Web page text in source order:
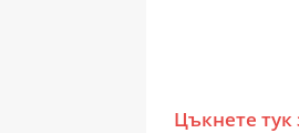
Цъкнете тук